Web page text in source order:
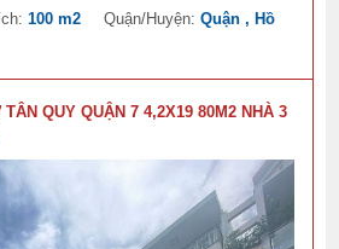
100 m2 Quận/Huyện:Quận , Hồ
QUY QUẬN 7 4,2X19 80M2 NHÀ 3